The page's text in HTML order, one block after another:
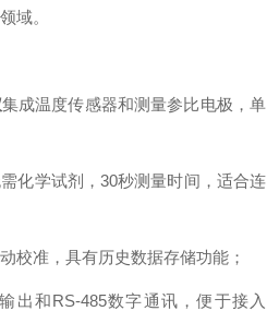
域。
集成温度传感器和测量参比电极，单
化学试剂，30秒测量时间，适合连
校准，具有历史数据存储功能；
出和RS-485数字通讯，便于接入